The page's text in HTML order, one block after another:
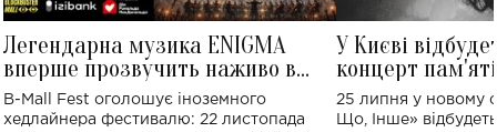
Легендарна музика ENIGMA
вперше прозвучить наживо в
Україні: де відбудеться концерт
B-Mall Fest оголошує іноземного
хедлайнера фестивалю: 22 листопада
У Києві
концерт
Клименка:
виконають
25 липня у новому
Що, Інше»